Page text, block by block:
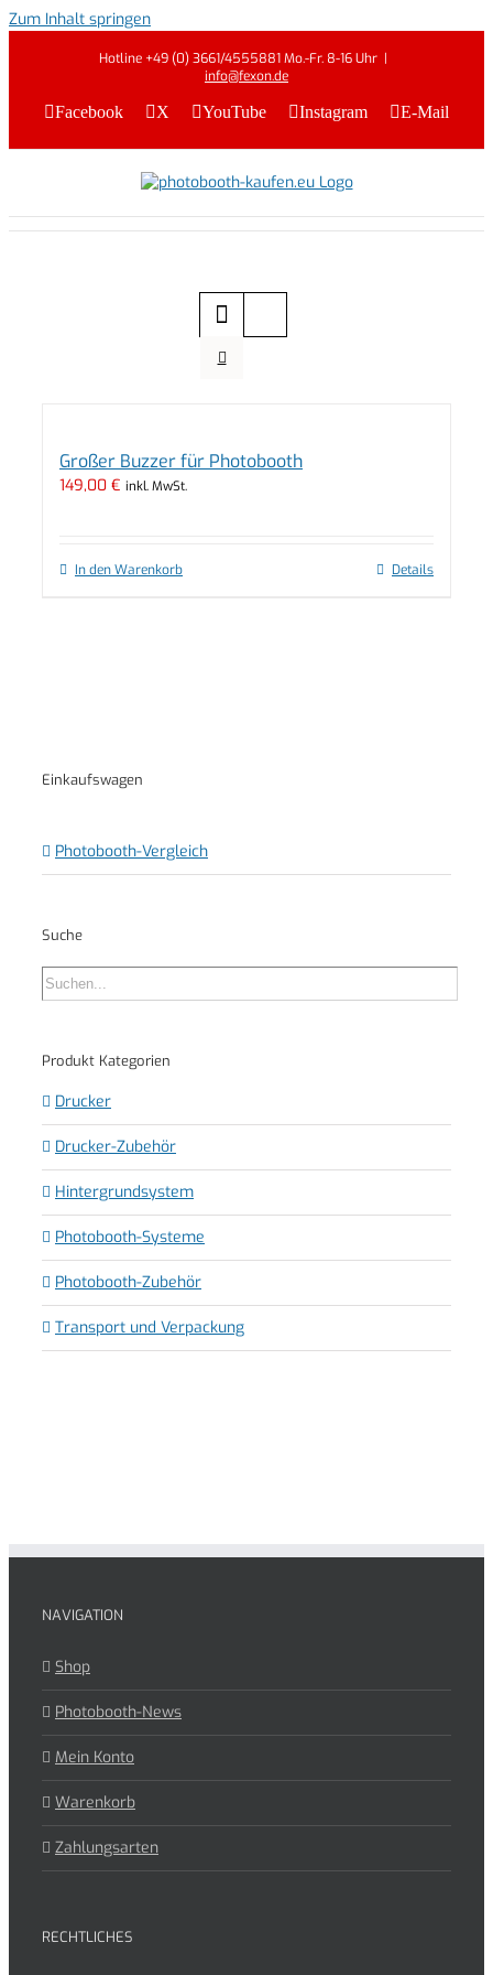
Zum Inhalt springen
Hotline +49 (0) 3661/4555881 Mo.-Fr. 8-16 Uhr |
info@fexon.de
Facebook X YouTube Instagram E-Mail
Großer Buzzer für Photobooth
149,00 € inkl. MwSt.
In den Warenkorb Details
Einkaufswagen
Photobooth-Vergleich
Suche
Produkt Kategorien
Drucker
Drucker-Zubehör
Hintergrundsystem
Photobooth-Systeme
Photobooth-Zubehör
Transport und Verpackung
NAVIGATION
Shop
Photobooth-News
Mein Konto
Warenkorb
Zahlungsarten
RECHTLICHES